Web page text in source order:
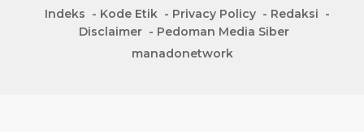
Indeks Kode Etik Privacy Policy
Redaksi
Disclaimer
Pedoman Media Siber
manadonetwork